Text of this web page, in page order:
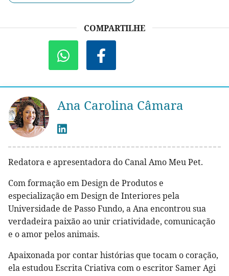
COMPARTILHE
Ana Carolina Câmara
Redatora e apresentadora do Canal Amo Meu Pet.
Com formação em Design de Produtos e
especialização em Design de Interiores pela
Universidade de Passo Fundo, a Ana encontrou sua
verdadeira paixão ao unir criatividade, comunicação
e o amor pelos animais.
Apaixonada por contar histórias que tocam o coração,
ela estudou Escrita Criativa com o escritor Samer Agi